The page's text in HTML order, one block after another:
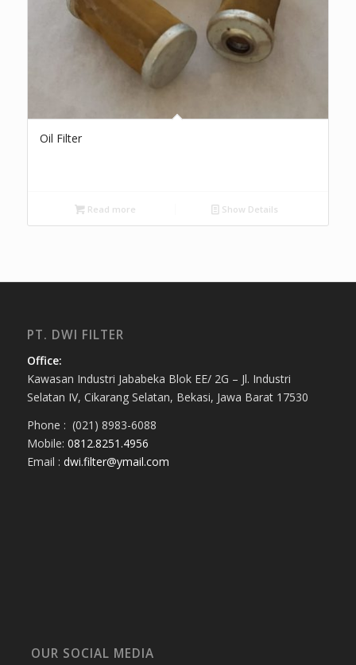
Oil Filter
Read more Show Details
PT. DWI FILTER
Office:
Kawasan Industri Jababeka Blok EE/ 2G – Jl. Industri
Selatan IV, Cikarang Selatan, Bekasi, Jawa Barat 17530
Phone : (021) 8983-6088
Mobile: 0812.8251.4956
Email : dwi.filter@ymail.com
OUR SOCIAL MEDIA